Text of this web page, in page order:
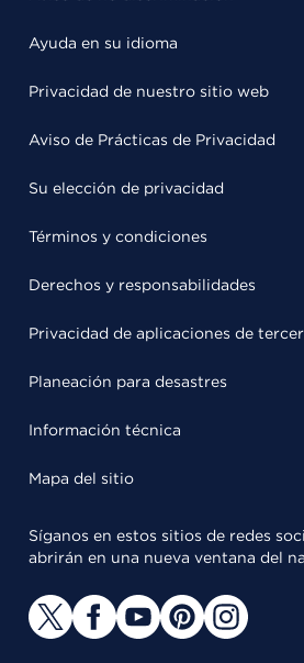
Ayuda en su idioma
Privacidad de nuestro sitio web
Aviso de Prácticas de Privacidad
Su elección de privacidad
Términos y condiciones
Derechos y responsabilidades
Privacidad de aplicaciones de
Planeación para desastres
Información técnica
Mapa del sitio
Síganos en estos sitios de redes
abrirán en una nueva ventana del